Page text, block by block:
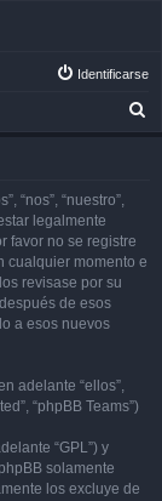
Identificarse
“nos”, “nuestro”,
legalmente
favor no se registre
cualquier momento e
revisase por su
de esos
a esos nuevos
adelante “ellos”,
“phpBB Teams”)
“GPL”) y
solamente
los excluye de